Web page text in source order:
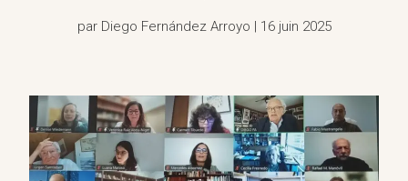
par Diego Fernández Arroyo | 16 juin 2025